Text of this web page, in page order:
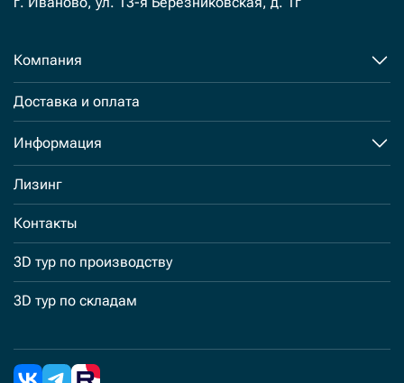
Компания
Доставка и оплата
Информация
Лизинг
Контакты
3D тур по производству
3D тур по складам